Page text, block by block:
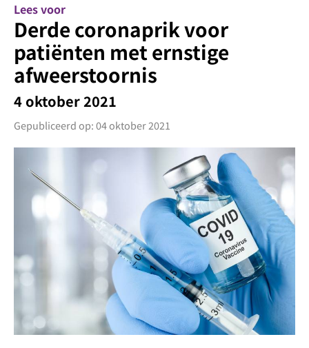
Lees voor
Derde coronaprik voor
patiënten met ernstige
afweerstoornis
4 oktober 2021
Gepubliceerd op: 04 oktober 2021